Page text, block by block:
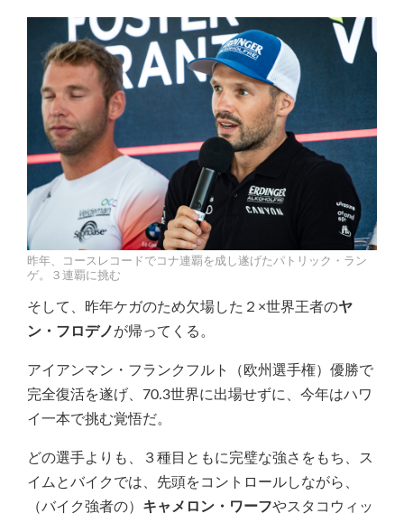
昨年、コースレコードでコナ連覇を成し遂げたパトリック・ラン
ゲ。３連覇に挑む
そして、昨年ケガのため欠場した２×世界王者のヤ
ン・フロデノが帰ってくる。
アイアンマン・フランクフルト（欧州選手権）優勝で
完全復活を遂げ、70.3世界に出場せずに、今年はハワ
イ一本で挑む覚悟だ。
どの選手よりも、３種目ともに完璧な強さをもち、ス
イムとバイクでは、先頭をコントロールしながら、
（バイク強者の） キャメロン・ワーフやスタコウィッ